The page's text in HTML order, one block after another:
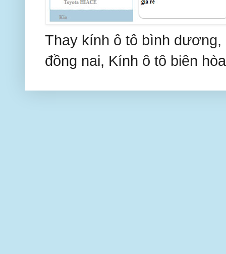
Thay kính ô tô bình
đồng nai, Kính ô tô biên